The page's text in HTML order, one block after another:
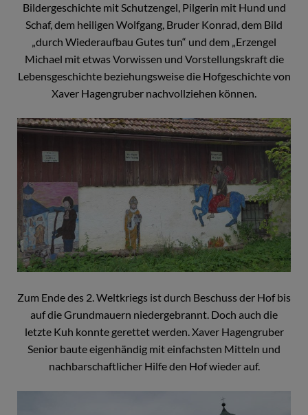
Bildergeschichte mit Schutzengel, Pilgerin mit Hund und
Schaf, dem heiligen Wolfgang, Bruder Konrad, dem Bild
„durch Wiederaufbau Gutes tun“ und dem „Erzengel
Michael mit etwas Vorwissen und Vorstellungskraft die
Lebensgeschichte beziehungsweise die Hofgeschichte von
Xaver Hagengruber nachvollziehen können.
Zum Ende des 2. Weltkriegs ist durch Beschuss der Hof bis
auf die Grundmauern niedergebrannt. Doch auch die
letzte Kuh konnte gerettet werden. Xaver Hagengruber
Senior baute eigenhändig mit einfachsten Mitteln und
nachbarschaftlicher Hilfe den Hof wieder auf.